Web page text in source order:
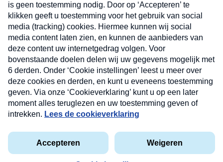
Privacyverklaring
Cookieverklaring
Kwetsbaarheid melden
Nieuwsbrief
Neem hier een gratis abonnement op onze
nieuwsbrief. Elke vrijdag- en dinsdagochtend in uw